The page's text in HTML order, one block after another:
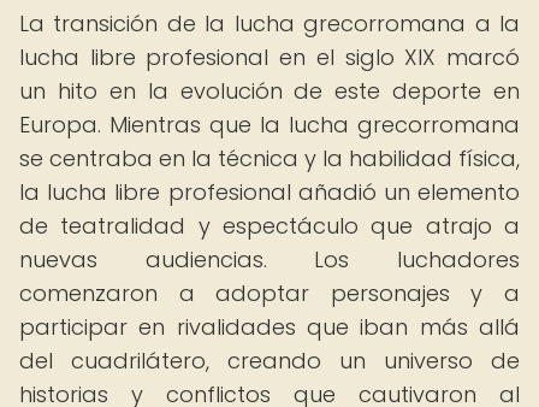
La transición de la lucha grecorromana a la
lucha libre profesional en el siglo XIX marcó
un hito en la evolución de este deporte en
Europa. Mientras que la lucha grecorromana
se centraba en la técnica y la habilidad física,
la lucha libre profesional añadió un elemento
de teatralidad y espectáculo que atrajo a
nuevas audiencias. Los luchadores
comenzaron a adoptar personajes y a
participar en rivalidades que iban más allá
del cuadrilátero, creando un universo de
historias y conflictos que cautivaron al